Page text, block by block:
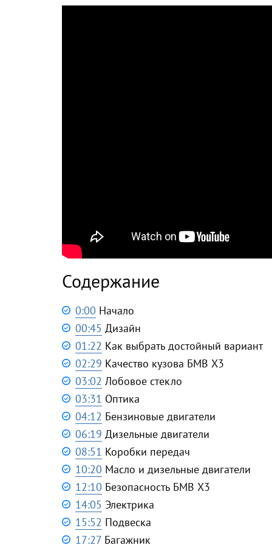
Содержание
0:00 Начало
00:45 Дизайн
01:22 Как выбрать достойный вариант
02:29 Качество кузова БМВ Х3
03:02 Лобовое стекло
03:31 Оптика
04:12 Бензиновые двигатели
06:19 Дизельные двигатели
08:51 Коробки передач
10:20 Масло и дизельные двигатели
12:10 Безопасность БМВ Х3
14:05 Электрика
15:52 Подвеска
17:27 Багажник